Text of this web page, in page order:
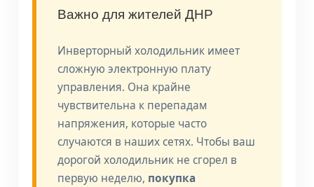
Важно для жителей ДНР
Инверторный холодильник имеет
сложную электронную плату
управления. Она крайне
чувствительна к перепадам
напряжения, которые часто
случаются в наших сетях. Чтобы ваш
дорогой холодильник не сгорел в
первую неделю, покупка